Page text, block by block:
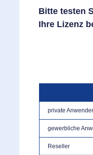
Bitte testen
Ihre Lizenz
private Anwender
gewerbliche
Reseller